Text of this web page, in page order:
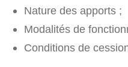
Nature des apports ;
Modalités de
Conditions de